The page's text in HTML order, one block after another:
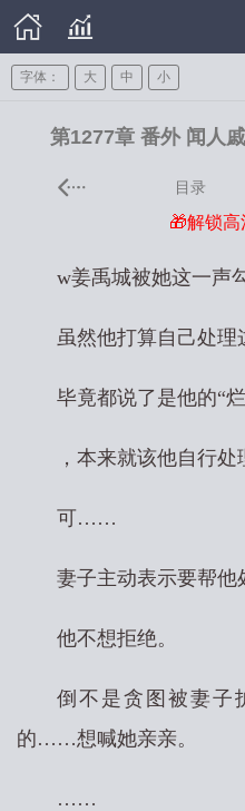
字体： 大 中 小
第1277章 番外 闻人
目录
🎁解锁
w姜禹城被她这一声
虽然他打算自己处理
毕竟都说了是他的“
，本来就该他自行处
可……
妻子主动表示要帮他
他不想拒绝。
倒不是贪图被妻子
的……想喊她亲亲。
……